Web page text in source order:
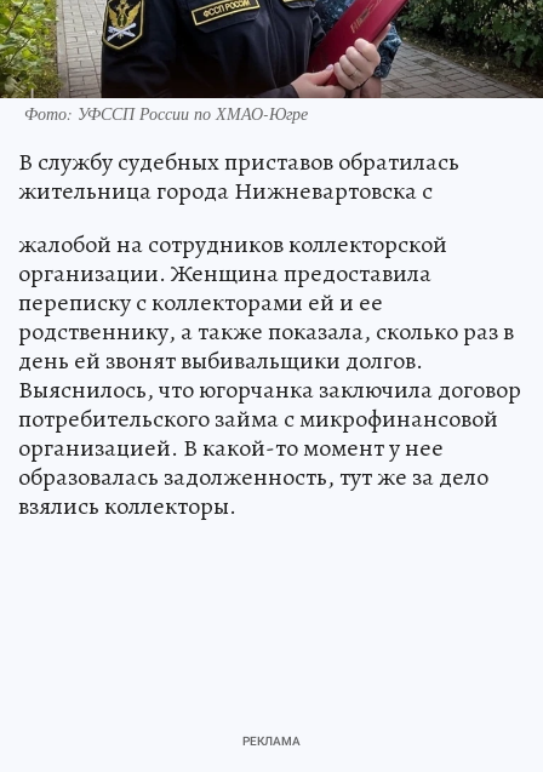
Фото: УФССП России по ХМАО-Югре
В службу судебных приставов обратилась
жительница города Нижневартовска с
жалобой на сотрудников коллекторской
организации. Женщина предоставила
переписку с коллекторами ей и ее
родственнику, а также показала, сколько раз в
день ей звонят выбивальщики долгов.
Выяснилось, что югорчанка заключила договор
потребительского займа с микрофинансовой
организацией. В какой-то момент у нее
образовалась задолженность, тут же за дело
взялись коллекторы.